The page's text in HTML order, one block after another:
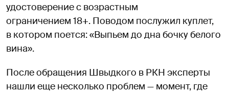
удостоверение с возрастным
ограничением 18+. Поводом послужил куплет,
в котором поется: «Выпьем до дна бочку белого
вина».
После обращения Швыдкого в РКН эксперты
нашли еще несколько проблем — момент, где